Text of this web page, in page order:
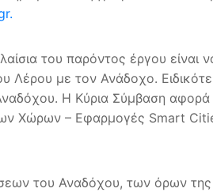
του παρόντος έργου
με τον Ανάδοχο.
Η Κύρια Σύμβαση αφορά
Χώρων – Εφαρμογές Smart
του Αναδόχου, των όρων